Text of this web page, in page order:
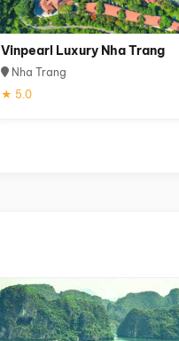
Vinpearl Luxury Nha Trang
Nha Trang
★ 5.0